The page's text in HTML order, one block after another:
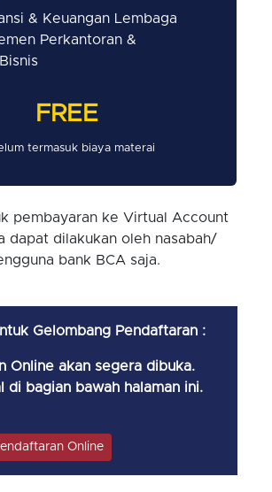
& Keuangan Lembaga
Perkantoran &
FREE
termasuk biaya materai
pembayaran ke Virtual Account
dapat dilakukan oleh nasabah/
bank BCA saja.
Gelombang Pendaftaran :
Online akan segera dibuka.
di bagian bawah halaman ini.
Online